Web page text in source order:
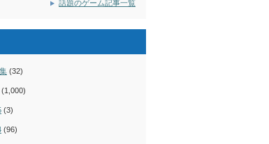
話題のゲーム記事一覧
(32)
(1,000)
(3)
(96)